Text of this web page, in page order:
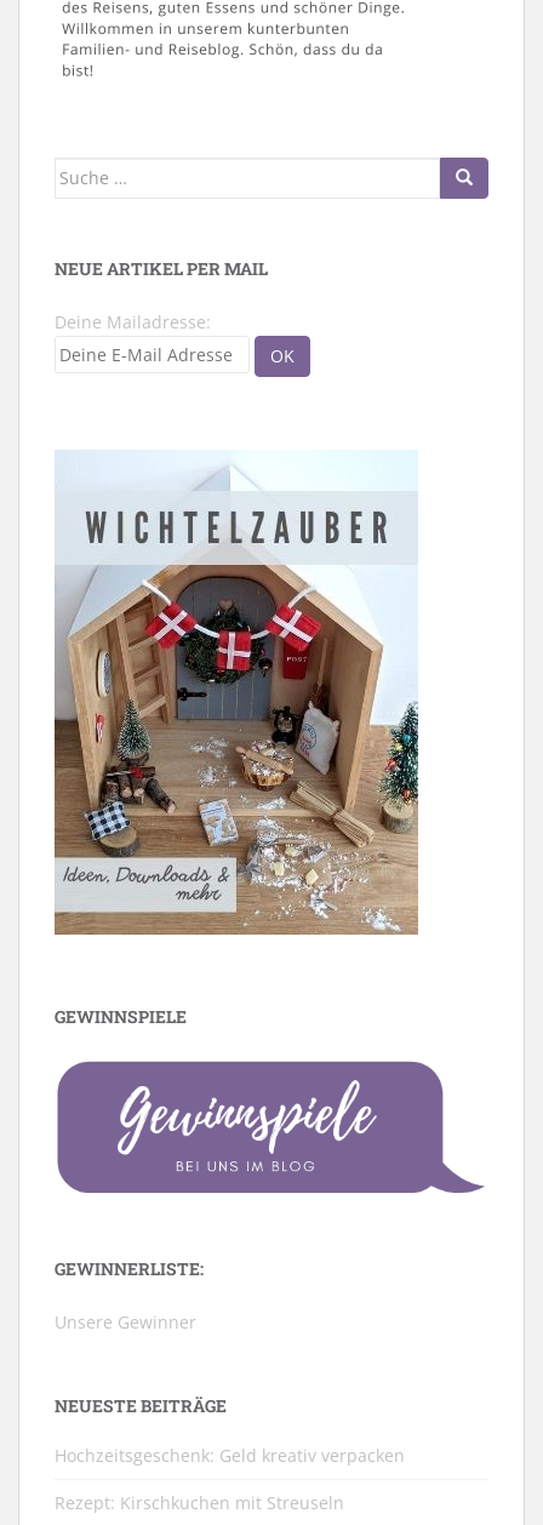
Suche
NEUE ARTIKEL PER MAIL
Deine Mailadresse:
GEWINNSPIELE
GEWINNERLISTE:
Unsere Gewinner
NEUESTE BEITRÄGE
Hochzeitsgeschenk: Geld kreativ verpacken
Rezept: Kirschkuchen mit Streuseln